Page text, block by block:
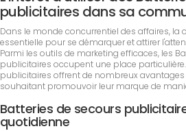
publicitaires dans sa
Dans le monde concurrentiel des affaires,
essentielle pour se démarquer et attirer
Parmi les outils de marketing efficaces, les
publicitaires occupent une place
publicitaires offrent de nombreux
souhaitant promouvoir leur marque de
Batteries de secours
quotidienne